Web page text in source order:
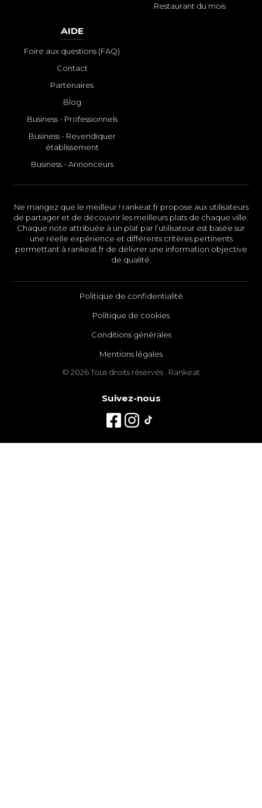
Restaurant du mois
AIDE
Foire aux questions (FAQ)
Contact
Partenaires
Blog
Business - Professionnels
Business - Revendiquer
établissement
Business - Annonceurs
Ne mangez que le meilleur ! rankeat.fr propose aux utilisateurs
de partager et de découvrir les meilleurs plats de chaque ville.
Chaque note attribuée à un plat par l’utilisateur est basée sur
une réelle expérience et différents critères pertinents
permettant à rankeat.fr de délivrer une information objective
de qualité.
Politique de confidentialité
Politique de cookies
Conditions générales
Mentions légales
© 2026 Tous droits réservés . Rankeat
Suivez-nous